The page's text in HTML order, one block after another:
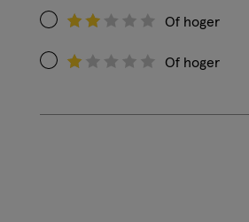
4
op
3
Filteren
op
Of hoger
Filteren
Beoordeling:
Of hoger